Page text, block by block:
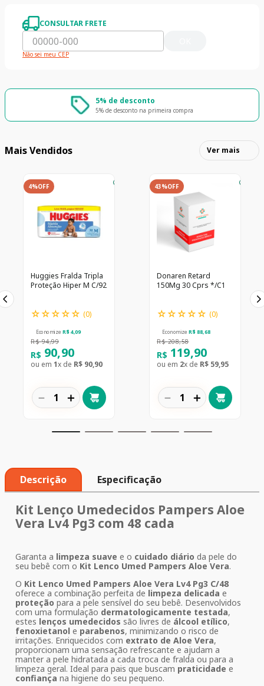
CONSULTAR FRETE
Não sei meu CEP
5% de desconto
5% de desconto na primeira compra
Mais Vendidos Ver mais
4%OFF
Huggies Fralda Tripla
Proteção Hiper M C/92
☆☆☆☆☆ (0)
Economize R$ 4,09
R$ 94,99
R$ 90,90
ou em 1x de R$ 90,90
＋
－
43%OFF
Donaren Retard
150Mg 30 Cprs */C1
☆☆☆☆☆ (0)
Economize R$ 88,68
R$ 208,58
R$ 119,90
ou em 2x de R$ 59,95
＋
－
Descrição Especificação
Kit Lenço Umedecidos Pampers Aloe
Vera Lv4 Pg3 com 48 cada
Garanta a limpeza suave e o cuidado diário da pele do
seu bebê com o Kit Lenco Umed Pampers Aloe Vera.
O Kit Lenco Umed Pampers Aloe Vera Lv4 Pg3 C/48
oferece a combinação perfeita de limpeza delicada e
proteção para a pele sensível do seu bebê. Desenvolvidos
com uma formulação dermatologicamente testada,
estes lenços umedecidos são livres de álcool etílico,
fenoxietanol e parabenos, minimizando o risco de
irritações. Enriquecidos com extrato de Aloe Vera,
proporcionam uma sensação refrescante e ajudam a
manter a pele hidratada a cada troca de fralda ou para a
limpeza geral. Ideal para pais que buscam praticidade e
confiança na higiene do seu pequeno.